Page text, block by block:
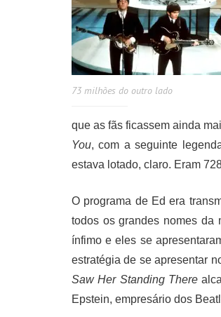
73 milhões do outro lado
que as fãs ficassem ainda
You, com a seguinte
estava lotado, claro. Eram
O programa de Ed era
todos os grandes nomes da
ínfimo e eles se
estratégia de se apresentar
Saw Her Standing There
Epstein, empresário dos